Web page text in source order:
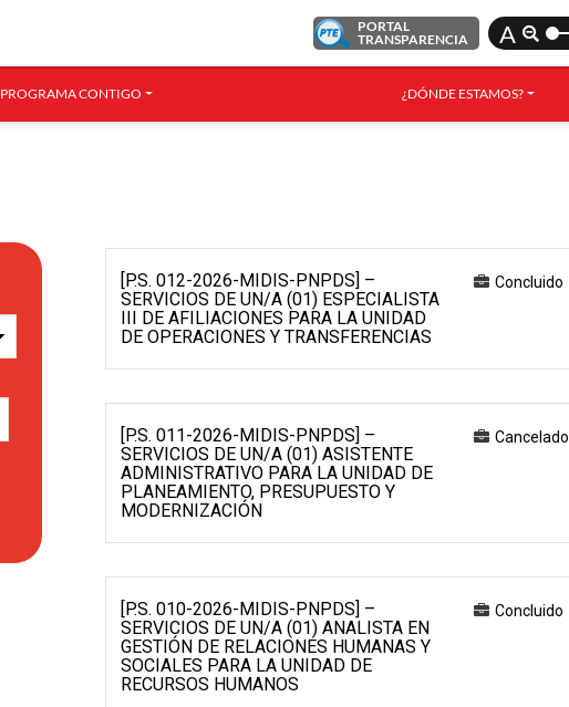
PORTAL
TRANSPARENCIA
A
PROGRAMA CONTIGO ¿DÓNDE ESTAMOS?
[P.S. 012-2026-MIDIS-PNPDS] –
SERVICIOS DE UN/A (01) ESPECIALISTA
III DE AFILIACIONES PARA LA UNIDAD
DE OPERACIONES Y TRANSFERENCIAS
Concluido
[P.S. 011-2026-MIDIS-PNPDS] –
SERVICIOS DE UN/A (01) ASISTENTE
ADMINISTRATIVO PARA LA UNIDAD DE
PLANEAMIENTO, PRESUPUESTO Y
MODERNIZACIÓN
Cancelado
[P.S. 010-2026-MIDIS-PNPDS] –
SERVICIOS DE UN/A (01) ANALISTA EN
GESTIÓN DE RELACIONES HUMANAS Y
SOCIALES PARA LA UNIDAD DE
RECURSOS HUMANOS
Concluido